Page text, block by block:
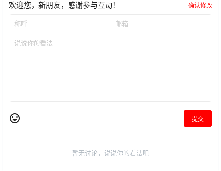
欢迎您，新朋友，感谢参与互动！ 确认修改
提交
暂无讨论，说说你的看法吧